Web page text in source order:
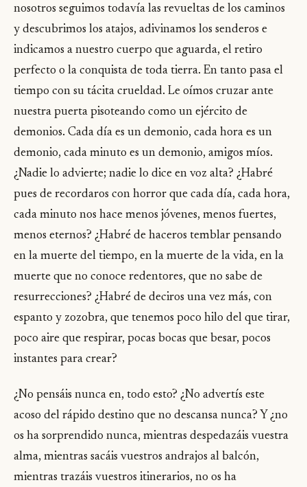
nosotros seguimos todavía las revueltas de los caminos
y descubrimos los atajos, adivinamos los senderos e
indicamos a nuestro cuerpo que aguarda, el retiro
perfecto o la conquista de toda tierra. En tanto pasa el
tiempo con su tácita crueldad. Le oímos cruzar ante
nuestra puerta pisoteando como un ejército de
demonios. Cada día es un demonio, cada hora es un
demonio, cada minuto es un demonio, amigos míos.
¿Nadie lo advierte; nadie lo dice en voz alta? ¿Habré
pues de recordaros con horror que cada día, cada hora,
cada minuto nos hace menos jóvenes, menos fuertes,
menos eternos? ¿Habré de haceros temblar pensando
en la muerte del tiempo, en la muerte de la vida, en la
muerte que no conoce redentores, que no sabe de
resurrecciones? ¿Habré de deciros una vez más, con
espanto y zozobra, que tenemos poco hilo del que tirar,
poco aire que respirar, pocas bocas que besar, pocos
instantes para crear?
¿No pensáis nunca en, todo esto? ¿No advertís este
acoso del rápido destino que no descansa nunca? Y ¿no
os ha sorprendido nunca, mientras despedazáis vuestra
alma, mientras sacáis vuestros andrajos al balcón,
mientras trazáis vuestros itinerarios, no os ha